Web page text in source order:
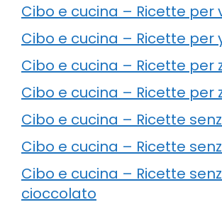
Cibo e cucina – Ricette per
Cibo e cucina – Ricette per
Cibo e cucina – Ricette per
Cibo e cucina – Ricette per
Cibo e cucina – Ricette
Cibo e cucina – Ricette
Cibo e cucina – Ricette
cioccolato